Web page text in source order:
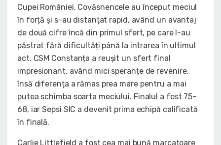
Cupei României. Covăsnencele au început meciul
în forță și s-au distanțat rapid, având un avantaj
de două cifre încă din primul sfert, pe care l-au
păstrat fără dificultăți până la intrarea în ultimul
act. CSM Constanța a reușit un sfert final
impresionant, având mici speranțe de revenire,
însă diferența a rămas prea mare pentru a mai
putea schimba soarta meciului. Finalul a fost 75-
68, iar Sepsi SIC a devenit prima echipă calificată
în finală.
Carlie Littlefield a fost cea mai bună marcatoare